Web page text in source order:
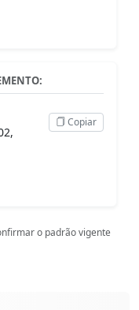
Copiar
o padrão vigente